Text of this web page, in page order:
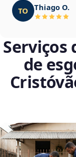
TO Thiago O.
Serviços
de